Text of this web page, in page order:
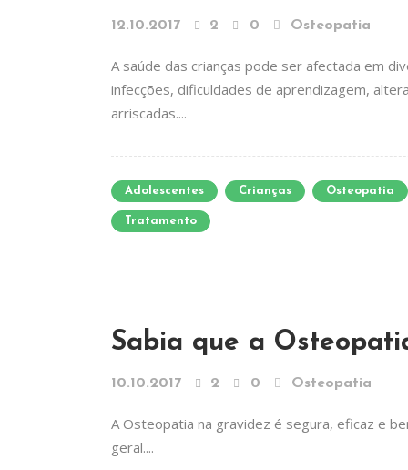
12.10.2017 2 0 Osteopatia
A saúde das crianças pode ser afectada em
infecções, dificuldades de aprendizagem,
arriscadas....
Adolescentes Crianças Osteopatia
Tratamento
Sabia que a
10.10.2017 2 0 Osteopatia
A Osteopatia na gravidez é segura, eficaz e
geral....